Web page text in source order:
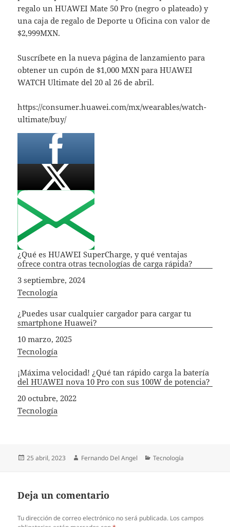
regalo un HUAWEI Mate 50 Pro (negro o plateado) y
una caja de regalo de Deporte u Oficina con valor de
$2,999MXN.
Suscríbete en la nueva página de lanzamiento para
obtener un cupón de $1,000 MXN para HUAWEI
WATCH Ultimate del 20 al 26 de abril.
https://consumer.huawei.com/mx/wearables/watch-
ultimate/buy/
¿Qué es HUAWEI SuperCharge, y qué ventajas
ofrece contra otras tecnologías de carga rápida?
Fecha
3 septiembre, 2024
In relation to
Tecnología
¿Puedes usar cualquier cargador para cargar tu
smartphone Huawei?
Fecha
10 marzo, 2025
In relation to
Tecnología
¡Máxima velocidad! ¿Qué tan rápido carga la batería
del HUAWEI nova 10 Pro con sus 100W de potencia?
Fecha
20 octubre, 2022
In relation to
Tecnología
Publicado
25 abril, 2023 Autor
Fernando Del Angel Categorías
Tecnología
Deja un comentario
Tu dirección de correo electrónico no será publicada. Los campos